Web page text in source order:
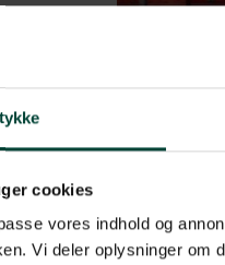
cookies
vores indhold og
Vi deler oplysninger om